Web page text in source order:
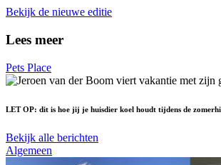
Bekijk de nieuwe editie
Lees meer
Pets Place
LET OP: dit is hoe jij je huisdier koel houdt tijdens de
Bekijk alle berichten
Algemeen